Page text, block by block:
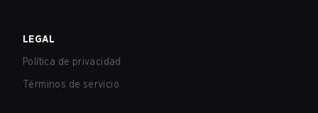
LEGAL
Política de privacidad
Términos de servicio